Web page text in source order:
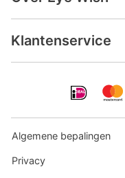
Klantenservice
Algemene bepalingen
Privacy